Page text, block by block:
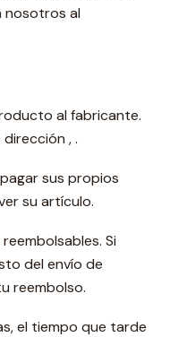
nosotros al
al fabricante.
, .
sus propios
su artículo.
Si
del envío de
reembolso.
el tiempo que tarde